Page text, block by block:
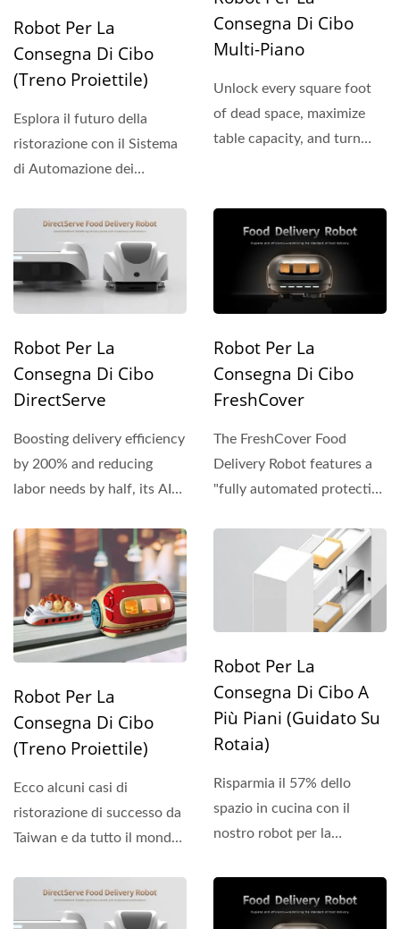
Robot Per La
Consegna Di Cibo
(Treno Proiettile)
Esplora il futuro della
ristorazione con il Sistema
di Automazione dei
Chiang....
Consegna Di Cibo
Multi-Piano
Unlock every square foot
of dead space, maximize
table capacity, and turn
Robot Per La
Consegna Di Cibo
DirectServe
Boosting delivery efficiency
by 200% and reducing
labor needs by half, its AI
Robot Per La
Consegna Di Cibo
FreshCover
The FreshCover Food
Delivery Robot features a
"fully automated protective
Robot Per La
Consegna Di Cibo
(Treno Proiettile)
Ecco alcuni casi di
ristorazione di successo da
Taiwan e da tutto il mondo,
Robot Per La
Consegna Di Cibo A
Più Piani (Guidato Su
Rotaia)
Risparmia il 57% dello
spazio in cucina con il
nostro robot per la